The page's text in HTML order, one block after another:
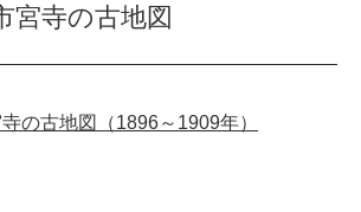
宮寺の古地図
の古地図（1896～1909年）